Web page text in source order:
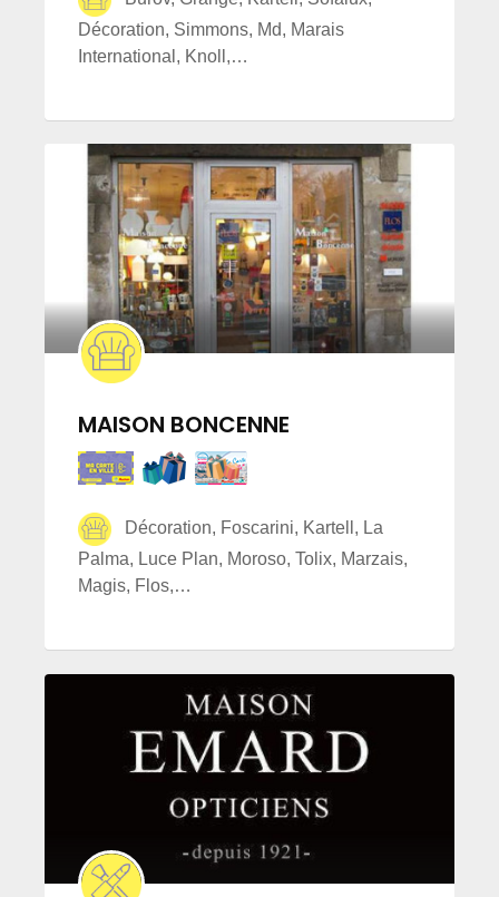
Décoration, Simmons, Md, Marais
International, Knoll,…
MAISON BONCENNE
Décoration, Foscarini, Kartell, La
Palma, Luce Plan, Moroso, Tolix, Marzais,
Magis, Flos,…